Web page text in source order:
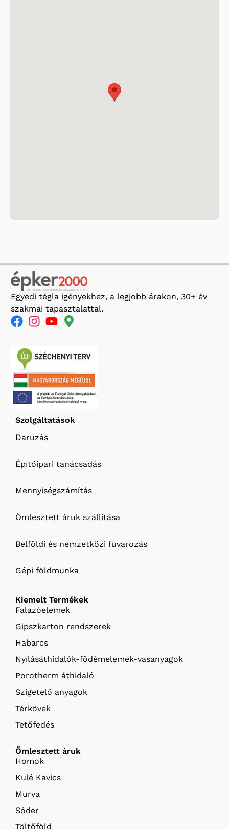
Egyedi tégla igényekhez, a legjobb árakon, 30+ év
szakmai tapasztalattal.
Szolgáltatások
Daruzás
Építőipari tanácsadás
Mennyiségszámítás
Ömlesztett áruk szállítása
Belföldi és nemzetközi fuvarozás
Gépi földmunka
Kiemelt Termékek
Falazóelemek
Gipszkarton rendszerek
Habarcs
Nyílásáthidalók-födémelemek-vasanyagok
Porotherm áthidaló
Szigetelő anyagok
Térkövek
Tetőfedés
Ömlesztett áruk
Homok
Kulé Kavics
Murva
Sóder
Töltőföld